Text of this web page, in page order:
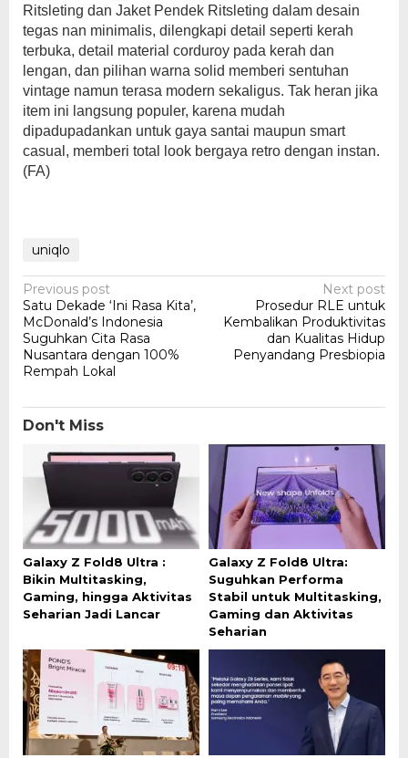
Ritsleting dan Jaket Pendek Ritsleting dalam desain
tegas nan minimalis, dilengkapi detail seperti kerah
terbuka, detail material corduroy pada kerah dan
lengan, dan pilihan warna solid memberi sentuhan
vintage namun terasa modern sekaligus. Tak heran jika
item ini langsung populer, karena mudah
dipadupadankan untuk gaya santai maupun smart
casual, memberi total look bergaya retro dengan instan.
(FA)
uniqlo
Post
navigation
Previous post
Satu Dekade ‘Ini Rasa Kita’,
McDonald’s Indonesia
Suguhkan Cita Rasa
Nusantara dengan 100%
Rempah Lokal
Next post
Prosedur RLE untuk
Kembalikan Produktivitas
dan Kualitas Hidup
Penyandang Presbiopia
Don't Miss
Galaxy Z Fold8 Ultra :
Bikin Multitasking,
Gaming, hingga Aktivitas
Seharian Jadi Lancar
Galaxy Z Fold8 Ultra:
Suguhkan Performa
Stabil untuk Multitasking,
Gaming dan Aktivitas
Seharian